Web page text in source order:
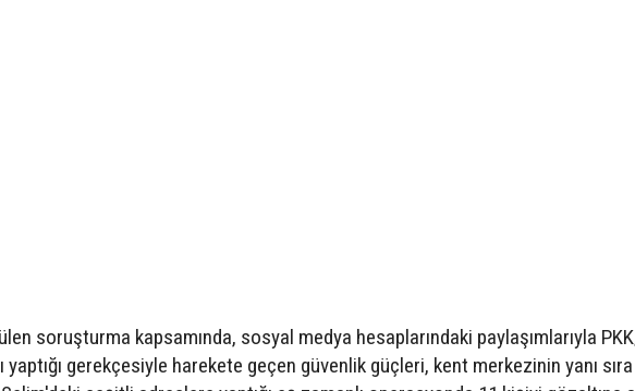
soruşturma kapsamında, sosyal medya hesaplarındaki paylaşımlarıyla
yaptığı gerekçesiyle harekete geçen güvenlik güçleri, kent merkezinin yanı